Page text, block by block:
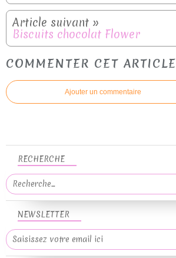
Biscuits chocolat Flower
COMMENTER CET ARTICLE
Ajouter un commentaire
NEWSLETTER
RECHERCHE